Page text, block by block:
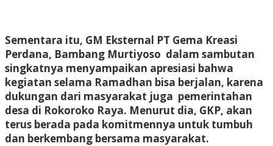
Sementara itu, GM Eksternal PT Gema Kreasi
Perdana, Bambang Murtiyoso dalam sambutan
singkatnya menyampaikan apresiasi bahwa
kegiatan selama Ramadhan bisa berjalan, karena
dukungan dari masyarakat juga pemerintahan
desa di Rokoroko Raya. Menurut dia, GKP, akan
terus berada pada komitmennya untuk tumbuh
dan berkembang bersama masyarakat.